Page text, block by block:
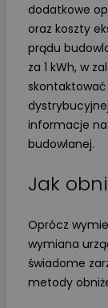
dodatkowe
oraz koszty
prądu
za 1 kWh, w
informacje
budowlanej.
Jak
Oprócz
wymiana
świadome
metody